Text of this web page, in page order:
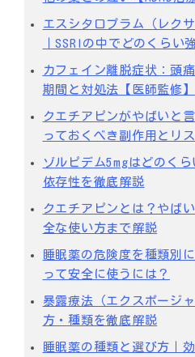
エスシタロプラム（レク
｜SSRIの中でどのくらい
カフェイン離脱症状：頭
期間と対処法【医師監修】
クエチアピンがやばいと
っておくべき副作用とリ
ゾルピデム5mgはどのく
依存性を徹底解説
クエチアピンとは？やば
全な使い方まで解説
睡眠薬の危険度を種類別
って安全に使うには？
暴露療法（エクスポージ
方・種類を徹底解説
睡眠薬の種類と選び方｜